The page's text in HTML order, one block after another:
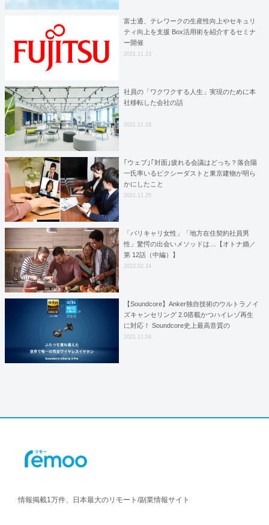
富士通、テレワークの生産性向上やセキュリ
ティ向上を支援 Box活用術を紹介するセミナ
ー開催
2021.11.13
社員の「ワクワクする人生」実現のために本
社移転した会社の話
2021.11.18
｢ウェブ｣｢対面｣疲れる会議はどっち？落合陽
一氏率いるピクシーダストと東京建物が明ら
かにしたこと
2021.11.25
「バリキャリ女性」「地方在住契約社員男
性」驚愕の出会いメソッドは…【オトナ婚／
第 12話（中編）】
2022.02.24
【Soundcore】Anker独自技術のウルトラノイ
ズキャンセリング 2.0搭載かつハイレゾ再生
に対応！ Soundcore史上最高音質の
「Soundcore Liberty 3 Pro」を販売開始
2021.11.04
情報掲載1万件、日本最大のリモート/副業情報サイト